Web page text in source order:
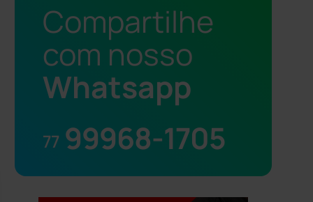
Compartilhe
com nosso
Whatsapp
77 99968-1705